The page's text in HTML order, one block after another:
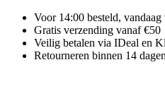
Voor 14:00 besteld, vandaag
Gratis verzending vanaf €50
Veilig betalen via IDeal en
Retourneren binnen 14 dagen